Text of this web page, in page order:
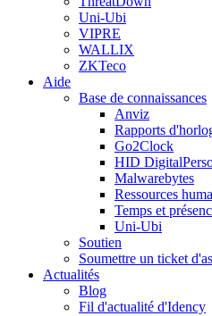
Uni-Ubi
VIPRE
WALLIX
ZKTeco
Aide
Base de connaissances
Anviz
Rapports
Go2Clock
HID
Malwarebytes
Ressources
Temps et
Uni-Ubi
Soutien
Soumettre un ticket
Actualités
Blog
Fil d'actualité d'Idency